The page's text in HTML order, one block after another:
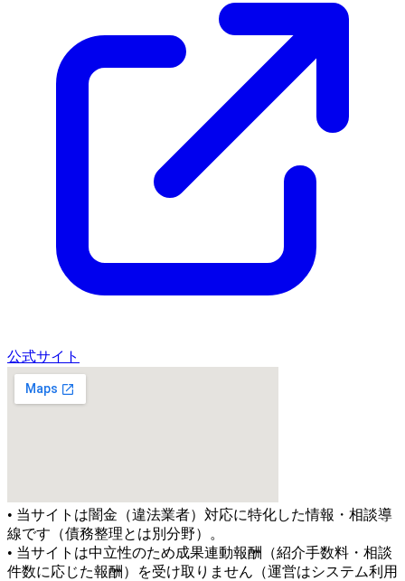
公式サイト
• 当サイトは闇金（違法業者）対応に特化した情報・相談導
線です（債務整理とは別分野）。
• 当サイトは中立性のため成果連動報酬（紹介手数料・相談
件数に応じた報酬）を受け取りません（運営はシステム利用